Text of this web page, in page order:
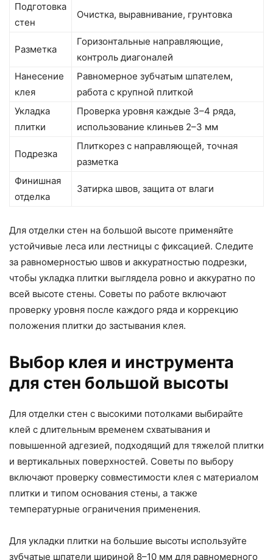
Подготовка
стен
Очистка, выравнивание, грунтовка
Разметка
Горизонтальные направляющие,
контроль диагоналей
Нанесение
клея
Равномерное зубчатым шпателем,
работа с крупной плиткой
Укладка
плитки
Проверка уровня каждые 3–4 ряда,
использование клиньев 2–3 мм
Подрезка
Плиткорез с направляющей, точная
разметка
Финишная
отделка
Затирка швов, защита от влаги
Для отделки стен на большой высоте применяйте
устойчивые леса или лестницы с фиксацией. Следите
за равномерностью швов и аккуратностью подрезки,
чтобы укладка плитки выглядела ровно и аккуратно по
всей высоте стены. Советы по работе включают
проверку уровня после каждого ряда и коррекцию
положения плитки до застывания клея.
Выбор клея и инструмента
для стен большой высоты
Для отделки стен с высокими потолками выбирайте
клей с длительным временем схватывания и
повышенной адгезией, подходящий для тяжелой плитки
и вертикальных поверхностей. Советы по выбору
включают проверку совместимости клея с материалом
плитки и типом основания стены, а также
температурные ограничения применения.
Для укладки плитки на большие высоты используйте
зубчатые шпатели шириной 8–10 мм для равномерного